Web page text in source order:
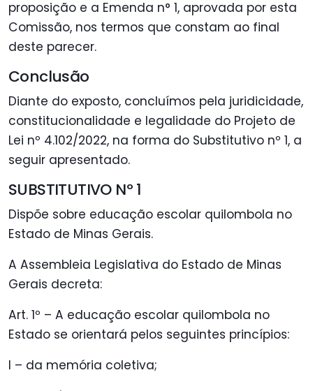
proposição e a Emenda n° 1, aprovada por esta
Comissão, nos termos que constam ao final
deste parecer.
Conclusão
Diante do exposto, concluímos pela juridicidade,
constitucionalidade e legalidade do Projeto de
Lei nº 4.102/2022, na forma do Substitutivo nº 1, a
seguir apresentado.
SUBSTITUTIVO Nº 1
Dispõe sobre educação escolar quilombola no
Estado de Minas Gerais.
A Assembleia Legislativa do Estado de Minas
Gerais decreta:
Art. 1º – A educação escolar quilombola no
Estado se orientará pelos seguintes princípios:
I – da memória coletiva;